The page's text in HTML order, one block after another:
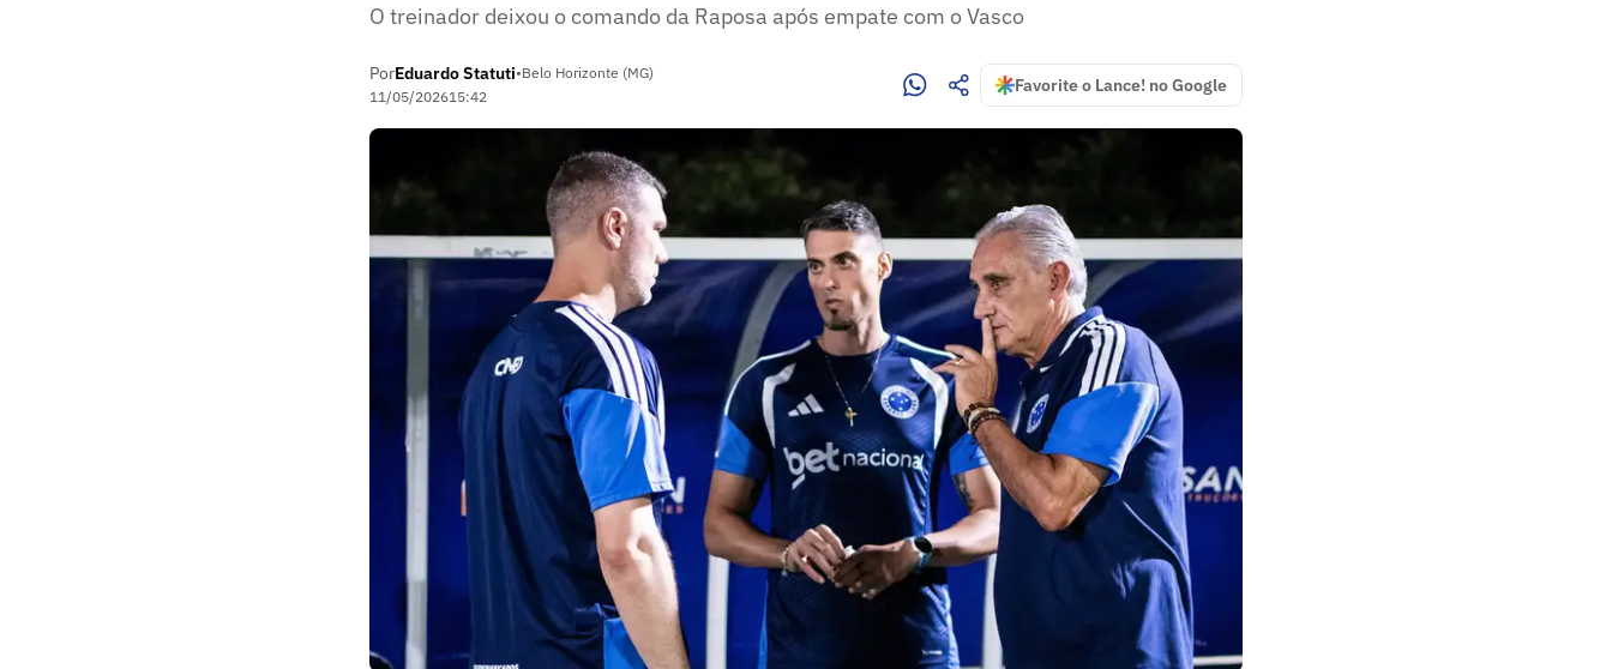
O treinador deixou o comando da Raposa após empate com o Vasco
PorEduardo Statuti•Belo Horizonte (MG)
11/05/202615:42
Favorite o Lance! no Google